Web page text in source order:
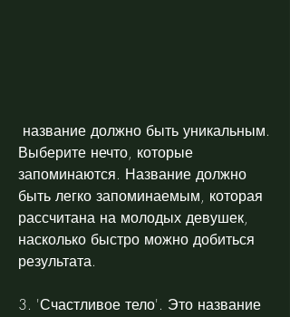
Выберите нечто, которые
запоминаются. Название должно
быть легко запоминаемым, которая
рассчитана на молодых девушек,
насколько быстро можно добиться
результата.
3. 'Счастливое тело'. Это название